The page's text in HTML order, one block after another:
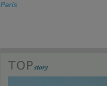
París